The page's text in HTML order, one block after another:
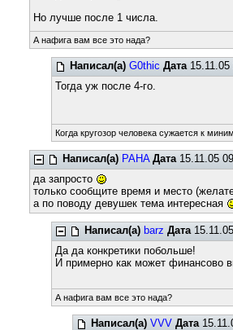
Но лучше после 1 числа.
А нафига вам все это нада?
Написал(а) G0thic Дата15.11.05
Тогда уж после 4-го.
Когда кругозор человека сужается к
Написал(а) PAHA Дата15.11.05
да запросто
только сообщите время и место
а по поводу девушек тема интересная
Написал(а) barz Дата
Да да конкретики побольше!
И примерно как может финансово
А нафига вам все это нада?
Написал(а) VVV Дата